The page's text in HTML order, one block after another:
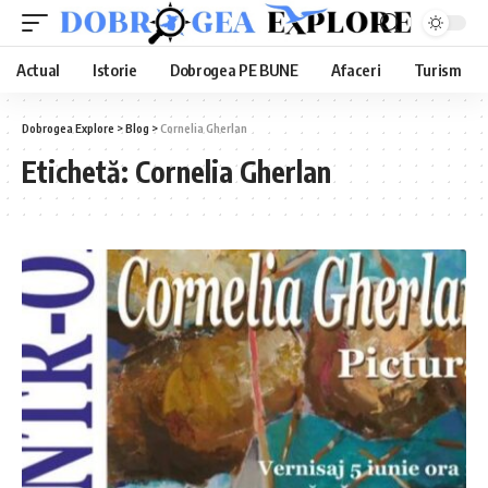
Actual Istorie Dobrogea PE BUNE Afaceri Turism
Dobrogea Explore >Blog >Cornelia Gherlan
Etichetă: Cornelia Gherlan